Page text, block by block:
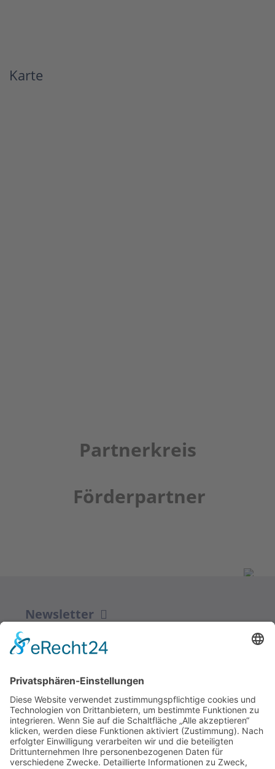
Karte
Partnerkreis
Förderpartner
Newsletter
ZUR ANMELDUNG
Redaktion bbkult.net
Centrum Bavaria Bohemia (CeBB)
Dr. Veronika Hofinger
Freyung 1, 92539 Schönsee
Tel.:+49 (0)9674 / 92 48 78